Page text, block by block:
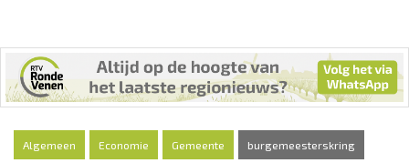
Algemeen Economie Gemeente burgemeesterskring